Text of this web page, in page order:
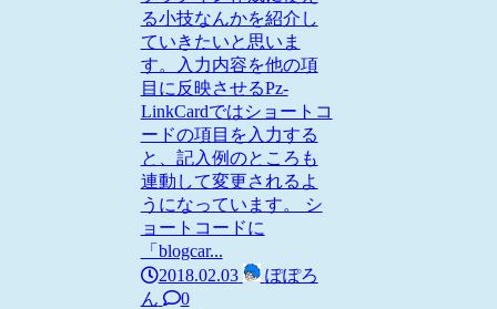
る小技なんかを紹介し
ていきたいと思いま
す。入力内容を他の項
目に反映させるPz-
LinkCardではショートコ
ードの項目を入力する
と、記入例のところも
連動して変更されるよ
うになっています。 シ
ョートコードに
「blogcar...
2018.02.03
ぽぽろ
ん
0